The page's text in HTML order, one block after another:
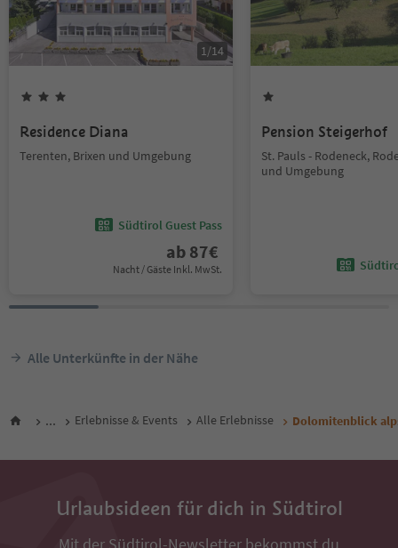
1/14
Residence Diana
Terenten, Brixen und Umgebung
Südtirol Guest Pass
ab 87€
Nacht / Gäste Inkl. MwSt.
Pension Steigerhof
St. Pauls - Rodeneck,
und Umgebung
Alle Unterkünfte in der Nähe
... Erlebnisse & Events Alle Erlebnisse Dolomitenblick
Urlaubsideen für dich in Südtirol
Mit der Südtirol-Newsletter bekommst du